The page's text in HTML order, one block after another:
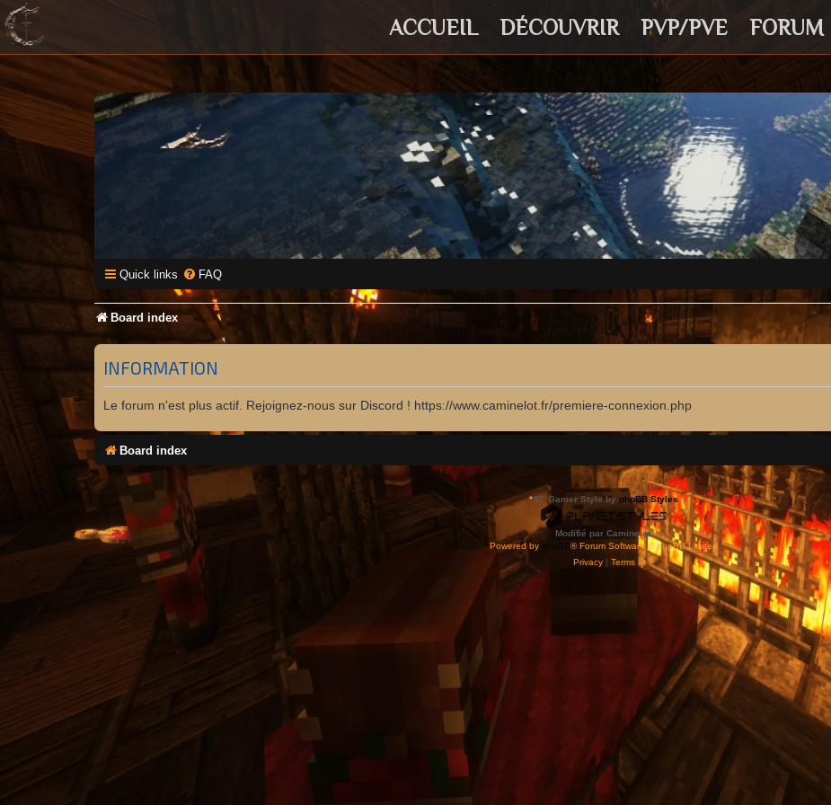
ACCUEIL DÉCOUVRIR PVP/PVE FORUM
Quick links FAQ
Board index
INFORMATION
Le forum n'est plus actif. Rejoignez-nous sur Discord ! https://www.caminelot.fr/premiere-connexion.php
Board index
*SE Gamer Style by phpBB Styles
Modifié par Caminelot.
Powered by phpBB® Forum Software © phpBB Limited
Privacy| Terms